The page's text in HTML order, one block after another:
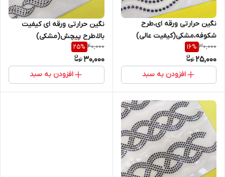
نگین حرارتی ورقه ای،طرح
شکوفه،مشکی(کیفیت عالی)
30,000
16%
25,000
افزودن به سبد
نگین حرارتی ورقه ای کیفیت
بالا،طرح پیچش(مشکی)
40,000
25%
30,000
افزودن به سبد